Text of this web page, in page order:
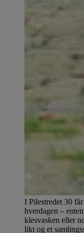
I Pilestredet 30
hverdagen –
klesvasken eller
likt og et